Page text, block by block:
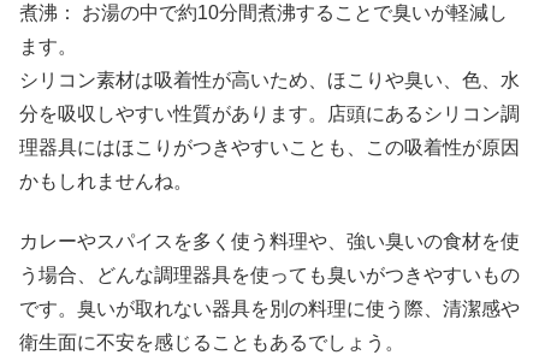
煮沸： お湯の中で約10分間煮沸することで臭いが軽減し
ます。
シリコン素材は吸着性が高いため、ほこりや臭い、色、水
分を吸収しやすい性質があります。店頭にあるシリコン調
理器具にはほこりがつきやすいことも、この吸着性が原因
かもしれませんね。
カレーやスパイスを多く使う料理や、強い臭いの食材を使
う場合、どんな調理器具を使っても臭いがつきやすいもの
です。臭いが取れない器具を別の料理に使う際、清潔感や
衛生面に不安を感じることもあるでしょう。